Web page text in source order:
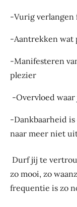
-Vurig
-Aantrekken wat
-Manifesteren
plezier
-Overvloed
-Dankbaarheid
naar meer niet
Durf jij te
zo mooi, zo
frequentie is zo